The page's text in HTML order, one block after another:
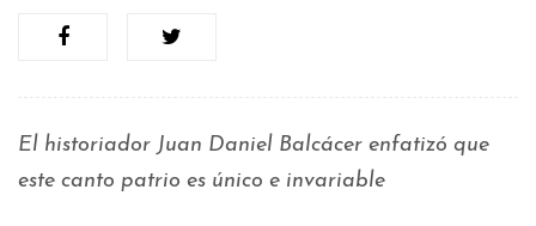
El historiador Juan Daniel Balcácer enfatizó que
este canto patrio es único e invariable